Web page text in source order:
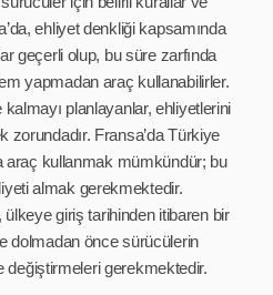
ehliyet denkliği kapsamında
geçerli olup, bu süre zarfında
yapmadan araç kullanabilirler.
planlayanlar, ehliyetlerini
zorundadır. Fransa’da Türkiye
araç kullanmak mümkündür; bu
almak gerekmektedir.
ülkeye giriş tarihinden itibaren bir
dolmadan önce sürücülerin
değiştirmeleri gerekmektedir.